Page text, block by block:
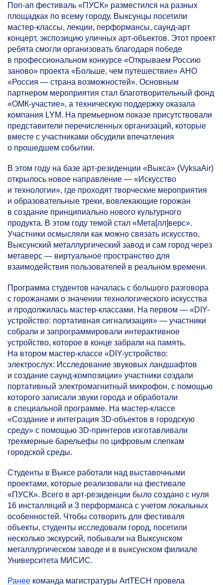
Поп-ап фестиваль «ПУСК» разместился на разных
площадках по всему городу. Выксунцы посетили
мастер-классы, лекции, перформансы, саунд-арт
концерт, экспозицию уличных арт-объектов. Этот проект
ребята смогли организовать благодаря победе
в профессиональном конкурсе «Открываем Россию
заново» проекта «Больше, чем путешествие» АНО
«Россия — страна возможностей». Основным
партнером мероприятия стал благотворительный фонд
«ОМК-участие», а техническую поддержку оказала
компания LYM. На премьерном показе присутствовали
представители перечисленных организаций, которые
вместе с участниками обсудили впечатления
о прошедшем событии.
В этом году на базе арт-резиденции «Выкса» (VyksaAir)
открылось новое направление — «Искусство
и технологии», где проходят творческие мероприятия
и образовательные треки, вовлекающие горожан
в создание принципиально нового культурного
продукта. В этом году темой стал «Мета[лл]верс».
Участники осмысляли как можно связать искусство,
Выксунский металлургический завод и сам город через
метаверс — виртуальное пространство для
взаимодействия пользователей в реальном времени.
Программа студентов началась с большого разговора
с горожанами о значении технологического искусства
и продолжилась мастер-классами. На первом — «DIY-
устройство: портативная сигнализация» — участники
собрали и запрограммировали интерактивное
устройство, которое в конце забрали на память.
На втором мастер-классе «DIY-устройство:
электрослух: Исследование звуковых ландшафтов
и создание саунд-композиции» участники создали
портативный электромагнитный микрофон, с помощью
которого записали звуки города и обработали
в специальной программе. На мастер-классе
«Создание и интеграция 3D-объектов в городскую
среду» с помощью 3D-принтеров изготавливали
трехмерные барельефы по цифровым слепкам
городской среды.
Студенты в Выксе работали над выставочными
проектами, которые реализовали на фестивале
«ПУСК». Всего в арт-резиденции было создано с нуля
16 инсталляций и 3 перформанса с учетом локальных
особенностей. Чтобы сотворить для фестиваля
объекты, студенты исследовали город, посетили
несколько экскурсий, побывали на Выксунском
металлургическом заводе и в выксунском филиале
Университета МИСИС.
Ранее команда магистратуры ArtTECH провела